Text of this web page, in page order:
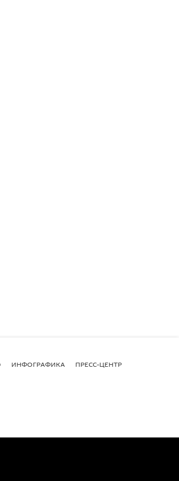
ИНФОГРАФИКА ПРЕСС-ЦЕНТР